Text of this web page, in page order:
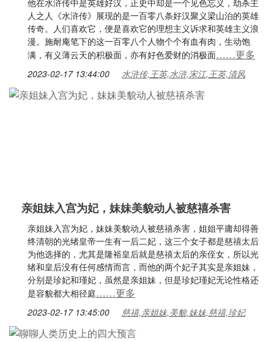
他在水浒传中是英雄好汉，正史中却是一个见色忘义，劫杀主
人之人《水浒传》展现的是一百零八条好汉聚义梁山泊的英雄
传奇。人们喜欢它，便是喜欢它的理想主义诉求和英雄主义浪
漫。施耐庵笔下的这一百零八个人物个个有血有肉，生动饱
满，有义薄云天的积极面，亦有好色爱财的消极面……更多
2023-02-17 13:44:00 水浒传,王英,水浒,宋江,王英,清风
亲姐妹入宫为妃，妹妹美貌动人被慈禧杀害
亲姐妹入宫为妃，妹妹美貌动人被慈禧杀害，姐姐平庸却得善
终清朝的光绪皇帝一生有一后二妃，这三个女子都是慈禧太后
为他选择的，尤其是隆裕皇后就是慈禧太后的亲侄女，所以光
绪和皇后没有任何感情而言，而他的两个妃子其实是亲姐妹，
分别是珍妃和瑾妃，虽然是亲姐妹，但是珍妃瑾妃无论性格还
是容貌都大相径庭……更多
2023-02-17 13:45:00 慈禧,亲姐妹,美貌,妹妹,慈禧,珍妃